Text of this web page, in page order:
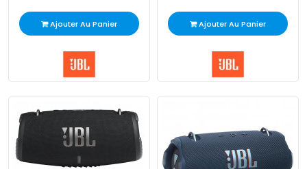
Ajouter Au Panier Ajouter Au Panier